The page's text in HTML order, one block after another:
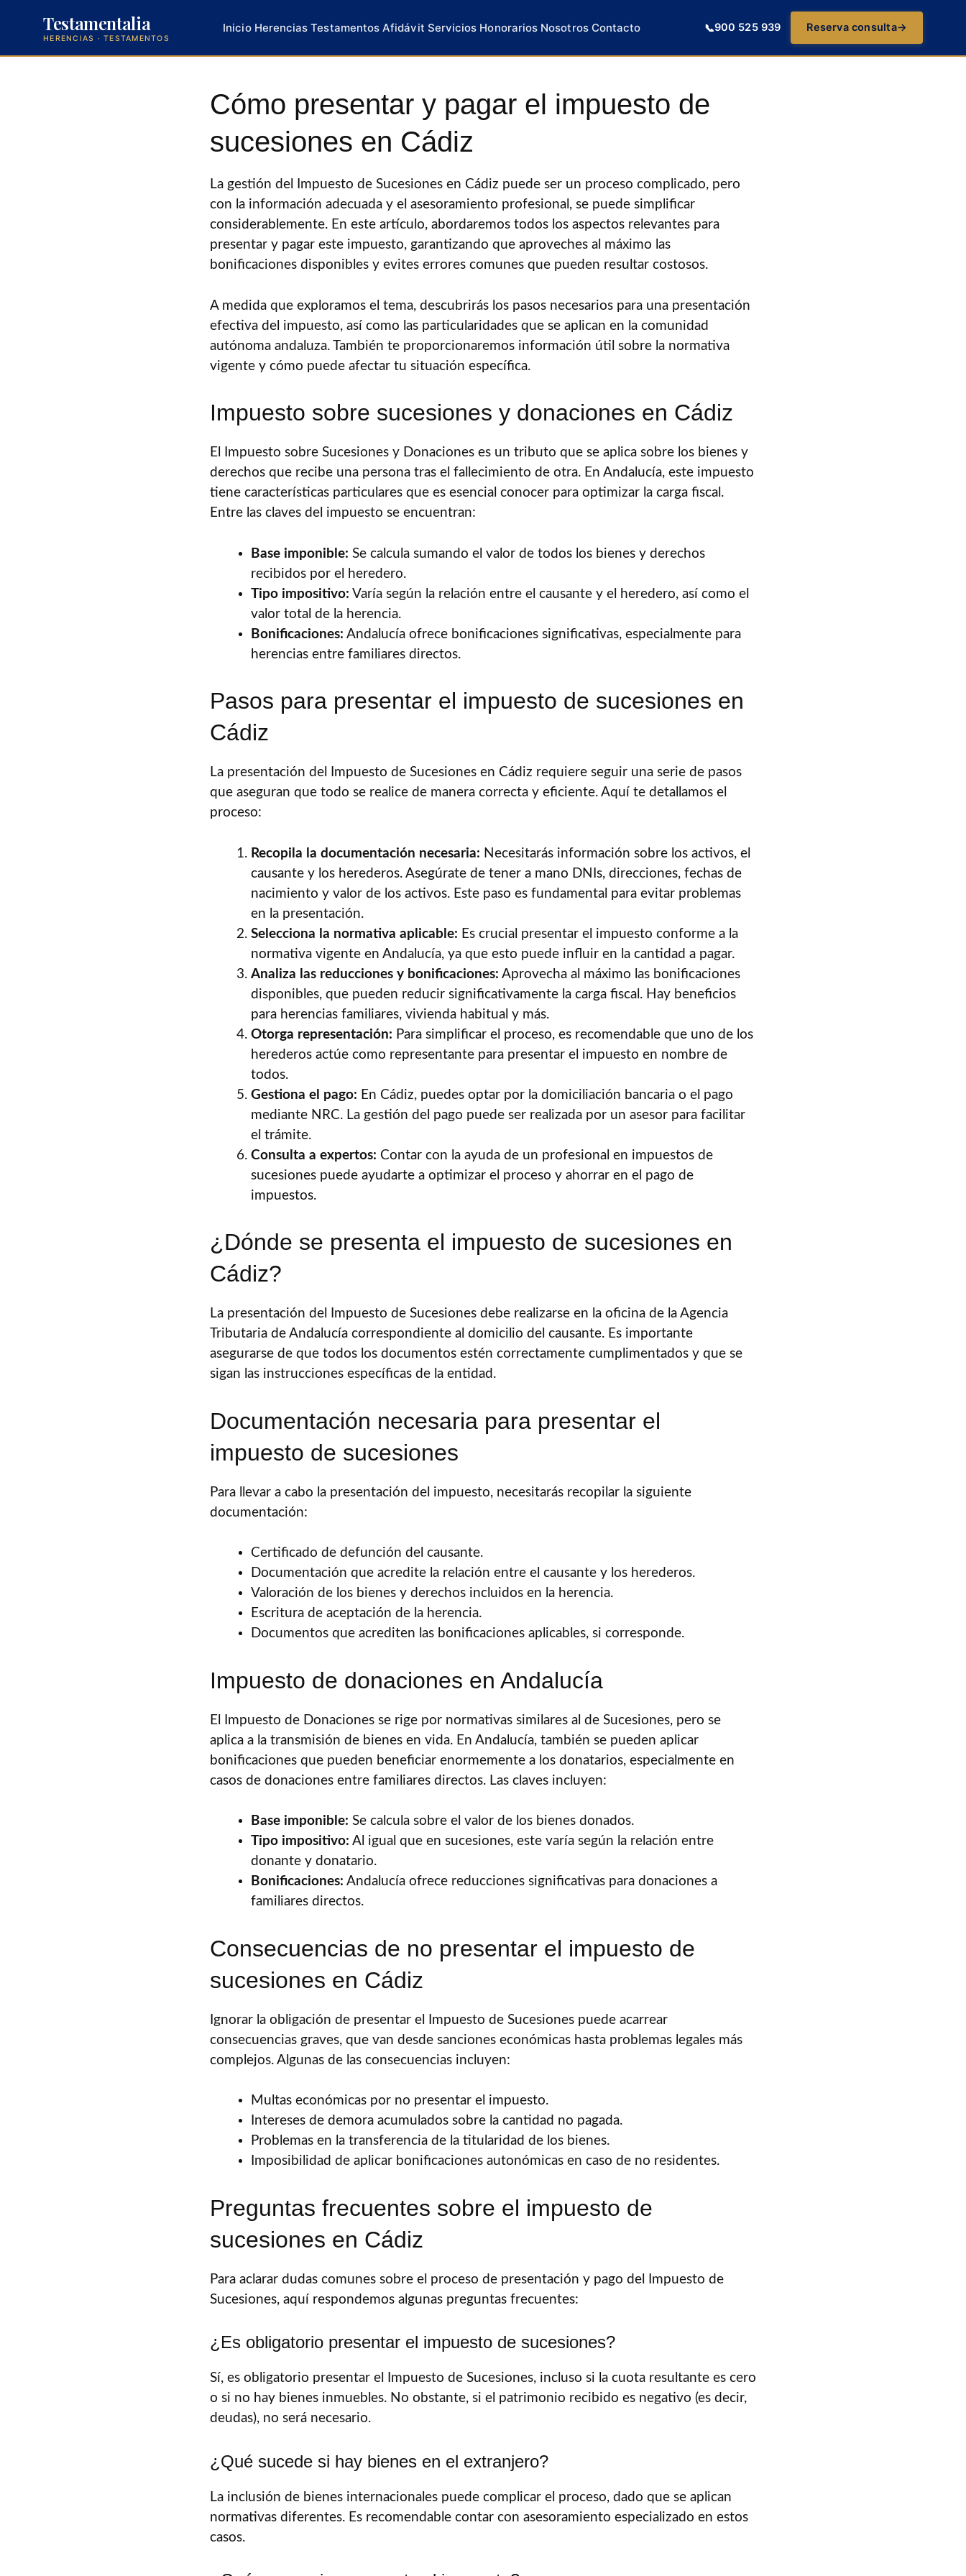
Testamentalia
HERENCIAS · TESTAMENTOS
Inicio Herencias Testamentos Afidávit Servicios Honorarios Nosotros Contacto 📞900 525 939 Reserva consulta→
Cómo presentar y pagar el impuesto de
sucesiones en Cádiz
La gestión del Impuesto de Sucesiones en Cádiz puede ser un proceso complicado, pero
con la información adecuada y el asesoramiento profesional, se puede simplificar
considerablemente. En este artículo, abordaremos todos los aspectos relevantes para
presentar y pagar este impuesto, garantizando que aproveches al máximo las
bonificaciones disponibles y evites errores comunes que pueden resultar costosos.
A medida que exploramos el tema, descubrirás los pasos necesarios para una presentación
efectiva del impuesto, así como las particularidades que se aplican en la comunidad
autónoma andaluza. También te proporcionaremos información útil sobre la normativa
vigente y cómo puede afectar tu situación específica.
Impuesto sobre sucesiones y donaciones en Cádiz
El Impuesto sobre Sucesiones y Donaciones es un tributo que se aplica sobre los bienes y
derechos que recibe una persona tras el fallecimiento de otra. En Andalucía, este impuesto
tiene características particulares que es esencial conocer para optimizar la carga fiscal.
Entre las claves del impuesto se encuentran:
Base imponible: Se calcula sumando el valor de todos los bienes y derechos
recibidos por el heredero.
Tipo impositivo: Varía según la relación entre el causante y el heredero, así como el
valor total de la herencia.
Bonificaciones: Andalucía ofrece bonificaciones significativas, especialmente para
herencias entre familiares directos.
Pasos para presentar el impuesto de sucesiones en
Cádiz
La presentación del Impuesto de Sucesiones en Cádiz requiere seguir una serie de pasos
que aseguran que todo se realice de manera correcta y eficiente. Aquí te detallamos el
proceso:
Recopila la documentación necesaria: Necesitarás información sobre los activos, el
causante y los herederos. Asegúrate de tener a mano DNIs, direcciones, fechas de
nacimiento y valor de los activos. Este paso es fundamental para evitar problemas
en la presentación.
Selecciona la normativa aplicable: Es crucial presentar el impuesto conforme a la
normativa vigente en Andalucía, ya que esto puede influir en la cantidad a pagar.
Analiza las reducciones y bonificaciones: Aprovecha al máximo las bonificaciones
disponibles, que pueden reducir significativamente la carga fiscal. Hay beneficios
para herencias familiares, vivienda habitual y más.
Otorga representación: Para simplificar el proceso, es recomendable que uno de los
herederos actúe como representante para presentar el impuesto en nombre de
todos.
Gestiona el pago: En Cádiz, puedes optar por la domiciliación bancaria o el pago
mediante NRC. La gestión del pago puede ser realizada por un asesor para facilitar
el trámite.
Consulta a expertos: Contar con la ayuda de un profesional en impuestos de
sucesiones puede ayudarte a optimizar el proceso y ahorrar en el pago de
impuestos.
¿Dónde se presenta el impuesto de sucesiones en
Cádiz?
La presentación del Impuesto de Sucesiones debe realizarse en la oficina de la Agencia
Tributaria de Andalucía correspondiente al domicilio del causante. Es importante
asegurarse de que todos los documentos estén correctamente cumplimentados y que se
sigan las instrucciones específicas de la entidad.
Documentación necesaria para presentar el
impuesto de sucesiones
Para llevar a cabo la presentación del impuesto, necesitarás recopilar la siguiente
documentación:
Certificado de defunción del causante.
Documentación que acredite la relación entre el causante y los herederos.
Valoración de los bienes y derechos incluidos en la herencia.
Escritura de aceptación de la herencia.
Documentos que acrediten las bonificaciones aplicables, si corresponde.
Impuesto de donaciones en Andalucía
El Impuesto de Donaciones se rige por normativas similares al de Sucesiones, pero se
aplica a la transmisión de bienes en vida. En Andalucía, también se pueden aplicar
bonificaciones que pueden beneficiar enormemente a los donatarios, especialmente en
casos de donaciones entre familiares directos. Las claves incluyen:
Base imponible: Se calcula sobre el valor de los bienes donados.
Tipo impositivo: Al igual que en sucesiones, este varía según la relación entre
donante y donatario.
Bonificaciones: Andalucía ofrece reducciones significativas para donaciones a
familiares directos.
Consecuencias de no presentar el impuesto de
sucesiones en Cádiz
Ignorar la obligación de presentar el Impuesto de Sucesiones puede acarrear
consecuencias graves, que van desde sanciones económicas hasta problemas legales más
complejos. Algunas de las consecuencias incluyen:
Multas económicas por no presentar el impuesto.
Intereses de demora acumulados sobre la cantidad no pagada.
Problemas en la transferencia de la titularidad de los bienes.
Imposibilidad de aplicar bonificaciones autonómicas en caso de no residentes.
Preguntas frecuentes sobre el impuesto de
sucesiones en Cádiz
Para aclarar dudas comunes sobre el proceso de presentación y pago del Impuesto de
Sucesiones, aquí respondemos algunas preguntas frecuentes:
¿Es obligatorio presentar el impuesto de sucesiones?
Sí, es obligatorio presentar el Impuesto de Sucesiones, incluso si la cuota resultante es cero
o si no hay bienes inmuebles. No obstante, si el patrimonio recibido es negativo (es decir,
deudas), no será necesario.
¿Qué sucede si hay bienes en el extranjero?
La inclusión de bienes internacionales puede complicar el proceso, dado que se aplican
normativas diferentes. Es recomendable contar con asesoramiento especializado en estos
casos.